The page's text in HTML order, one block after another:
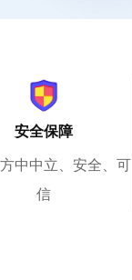
安全保障
中中立、安全、可
信